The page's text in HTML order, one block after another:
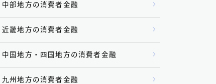
中部地方の消費者金融
近畿地方の消費者金融
中国地方・四国地方の消費者金融
九州地方の消費者金融